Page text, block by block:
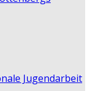
Jugendarbeit